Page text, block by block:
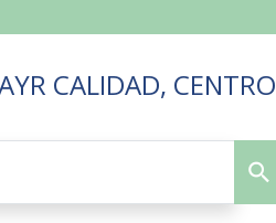
CALIDAD, CENTRO